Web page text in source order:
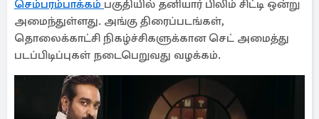
செம்பரம்பாக்கம் பகுதியில் தனியார் பிலிம் சிட்டி ஒன்று
அமைந்துள்ளது. அங்கு திரைப்படங்கள்,
தொலைக்காட்சி நிகழ்ச்சிகளுக்கான செட் அமைத்து
படப்பிடிப்புகள் நடைபெறுவது வழக்கம்.